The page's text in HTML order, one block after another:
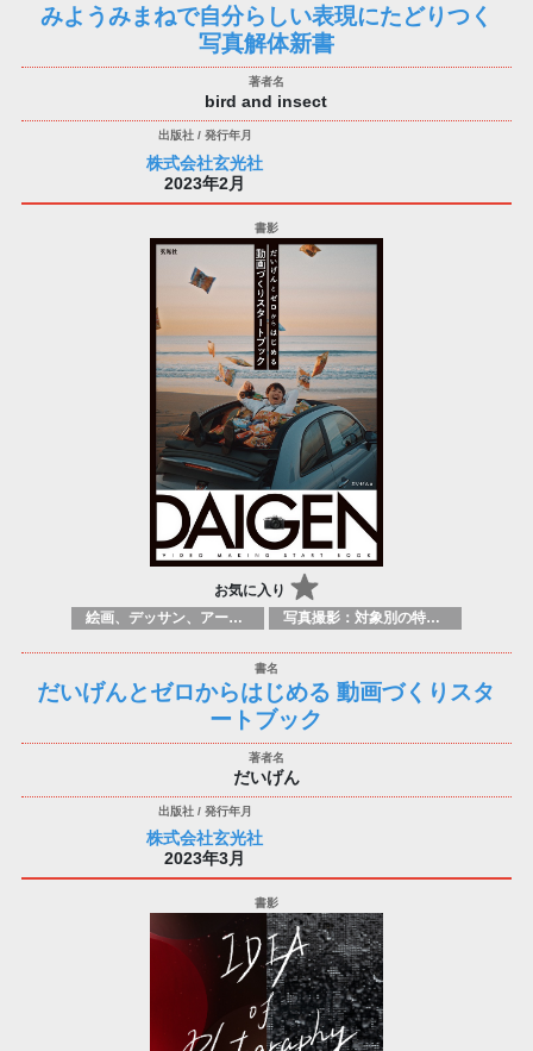
みようみまねで自分らしい表現にたどりつく
写真解体新書
bird and insect
株式会社玄光社
2023年2月
お気に入り
絵画、デッサン、アートマニュアル 写真撮影：対象別の特定のテクニック、原理
だいげんとゼロからはじめる 動画づくりスタ
ートブック
だいげん
株式会社玄光社
2023年3月